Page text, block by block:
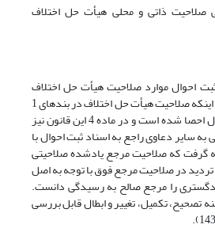
ذاتی و محلی هیأت حل اختلاف
قانون ثبت احوال موارد صلاحیت هیأت حل اختلاف
بیان شده است. با توجه به اینکه صلاحیت‌ هیأت حل اختلاف در بندهای 1
تا 5 ماده 3 قانون ثبت احوال احصا شده است و در ماده 4 این قانون نیز
سایر دعاوی راجع به اسناد ثبت احوال با
گرفت که صلاحیت مرجع یادشده صلاحیتی
در صلاحیت مرجع فوق با توجه به اصل
دادگستری را مرجع صالح به رسیدگی دانست.
تصحیح، تکمیل، تغییر و ابطال قابل بررسی